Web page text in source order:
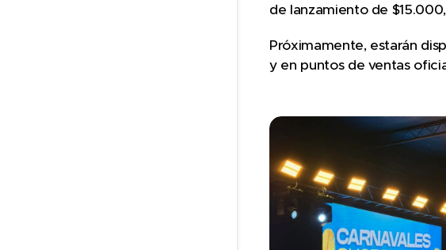
de lanzamiento de
Próximamente, estarán
y en puntos de ventas